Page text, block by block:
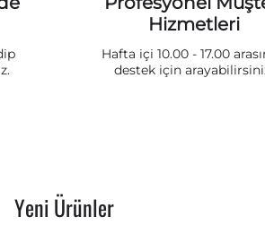
Hizmetleri
Hafta içi 10.00 - 17.00
destek için
Yeni Ürünler